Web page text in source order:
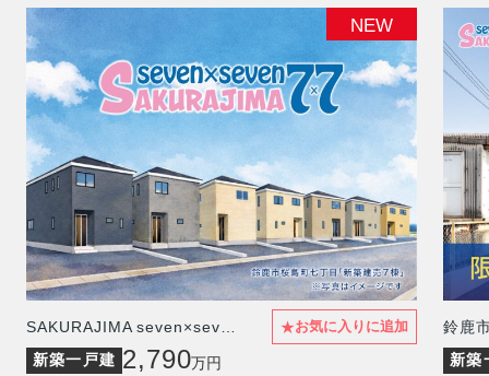
NEW
★お気に入りに追加
新築一戸建 2,790万円
新築